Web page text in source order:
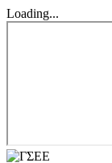
Loading...